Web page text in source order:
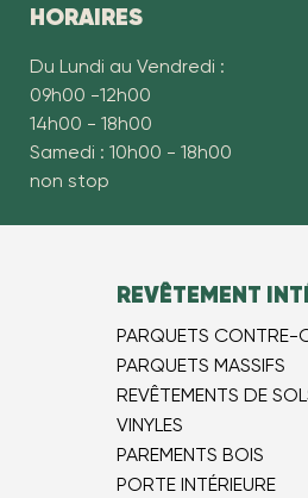
HORAIRES
Du Lundi au Vendredi :
09h00 -12h00
14h00 - 18h00
Samedi : 10h00 - 18h00
non stop
REVÊTEMENT
PARQUETS CONTRE-
PARQUETS MASSIFS
REVÊTEMENTS DE
VINYLES
PAREMENTS BOIS
PORTE INTÉRIEURE